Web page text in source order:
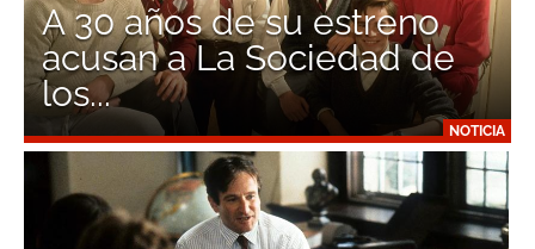
NOTICIA
A 30 años de su estreno
acusan a La Sociedad de
los...